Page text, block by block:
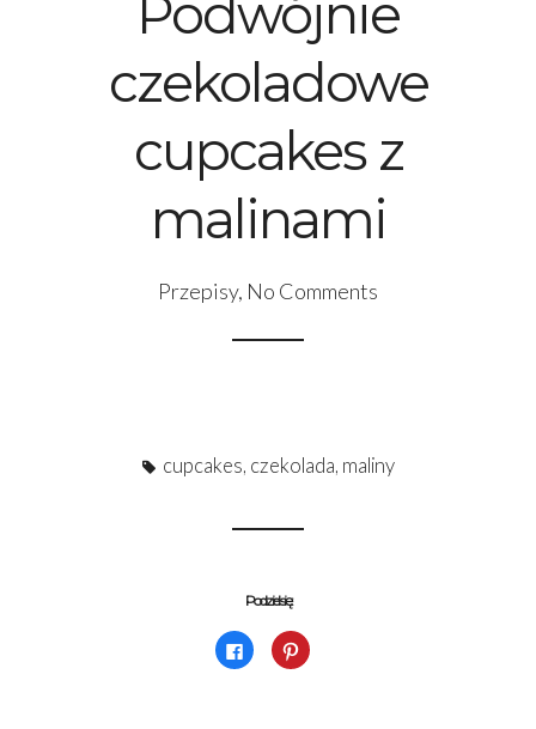
Podwójnie
czekoladowe
cupcakes z
malinami
Przepisy, No Comments
cupcakes, czekolada, maliny
Podziel się:
Kliknij,
aby
udostępnić
Udostępniej
na